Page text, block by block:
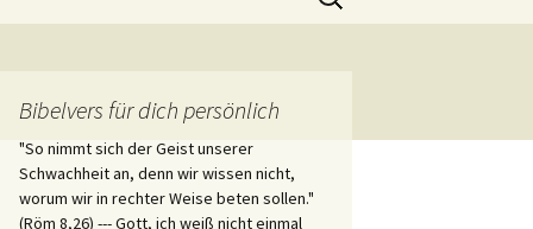
St. Josef
nach:
Bibelvers für dich persönlich
"So nimmt sich der Geist unserer
Schwachheit an, denn wir wissen nicht,
worum wir in rechter Weise beten sollen."
(Röm 8,26) --- Gott, ich weiß nicht einmal